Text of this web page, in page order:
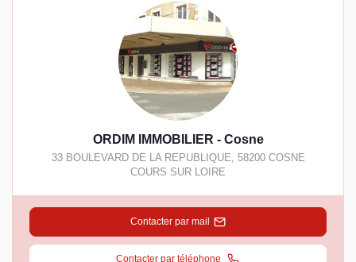
ORDIM IMMOBILIER - Cosne
33 BOULEVARD DE LA REPUBLIQUE 58200 COSNE
COURS SUR LOIRE
Contacter par mail
Contacter par téléphone